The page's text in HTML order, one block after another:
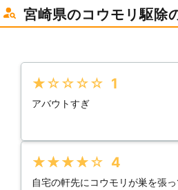
宮崎県のコウモリ駆除
★★★★★ 1
アバウトすぎ
★★★★★ 4
自宅の軒先にコウモリが巣を張